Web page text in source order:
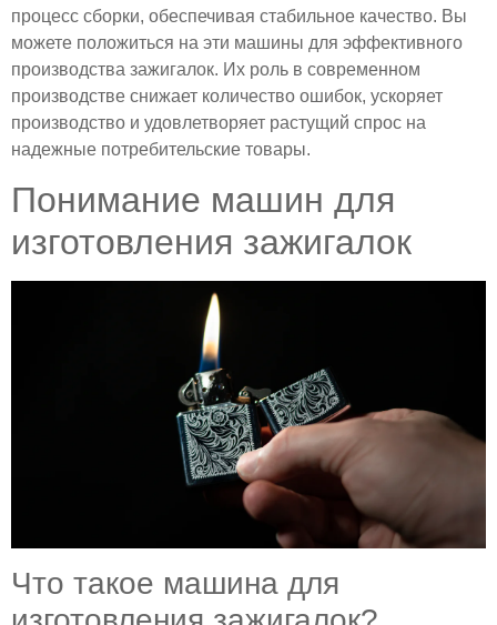
процесс сборки, обеспечивая стабильное качество. Вы
можете положиться на эти машины для эффективного
производства зажигалок. Их роль в современном
производстве снижает количество ошибок, ускоряет
производство и удовлетворяет растущий спрос на
надежные потребительские товары.
Понимание машин для
изготовления зажигалок
Что такое машина для